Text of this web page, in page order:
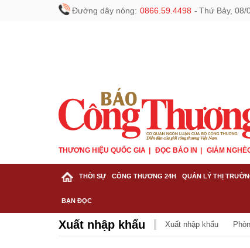
Đường dây nóng: 0866.59.4498 - Thứ Bảy, 08/
THƯƠNG HIỆU QUỐC GIA ĐỌC BÁO IN GIẢM
THỜI SỰ CÔNG THƯƠNG 24H QUẢN LÝ THỊ
BẠN ĐỌC
Xuất nhập khẩu Xuất nhập khẩu